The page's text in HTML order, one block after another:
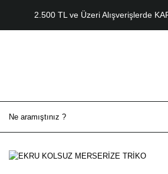
2.500 TL ve Üzeri Alışverişlerde